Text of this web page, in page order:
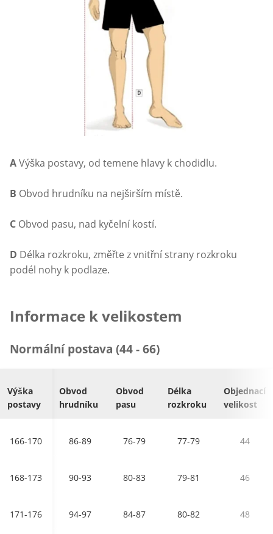
AVýška postavy, od temene hlavy k chodidlu.
B Obvod hrudníku na nejširším místě.
C Obvod pasu, nad kyčelní kostí.
D Délka rozkroku, změřte z vnitřní strany rozkroku
podél nohy k podlaze.
Informace k velikostem
Normální postava (44 - 66)
Výška
postavy
Obvod
hrudníku
Obvod
pasu
Délka
rozkroku
Objednací
velikost
166-170 86-89 76-79 77-79 44
168-173 90-93 80-83 79-81 46
171-176 94-97 84-87 80-82 48